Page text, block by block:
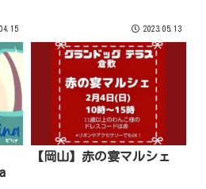
2023.05.13
【岡山】赤の宴マルシェ